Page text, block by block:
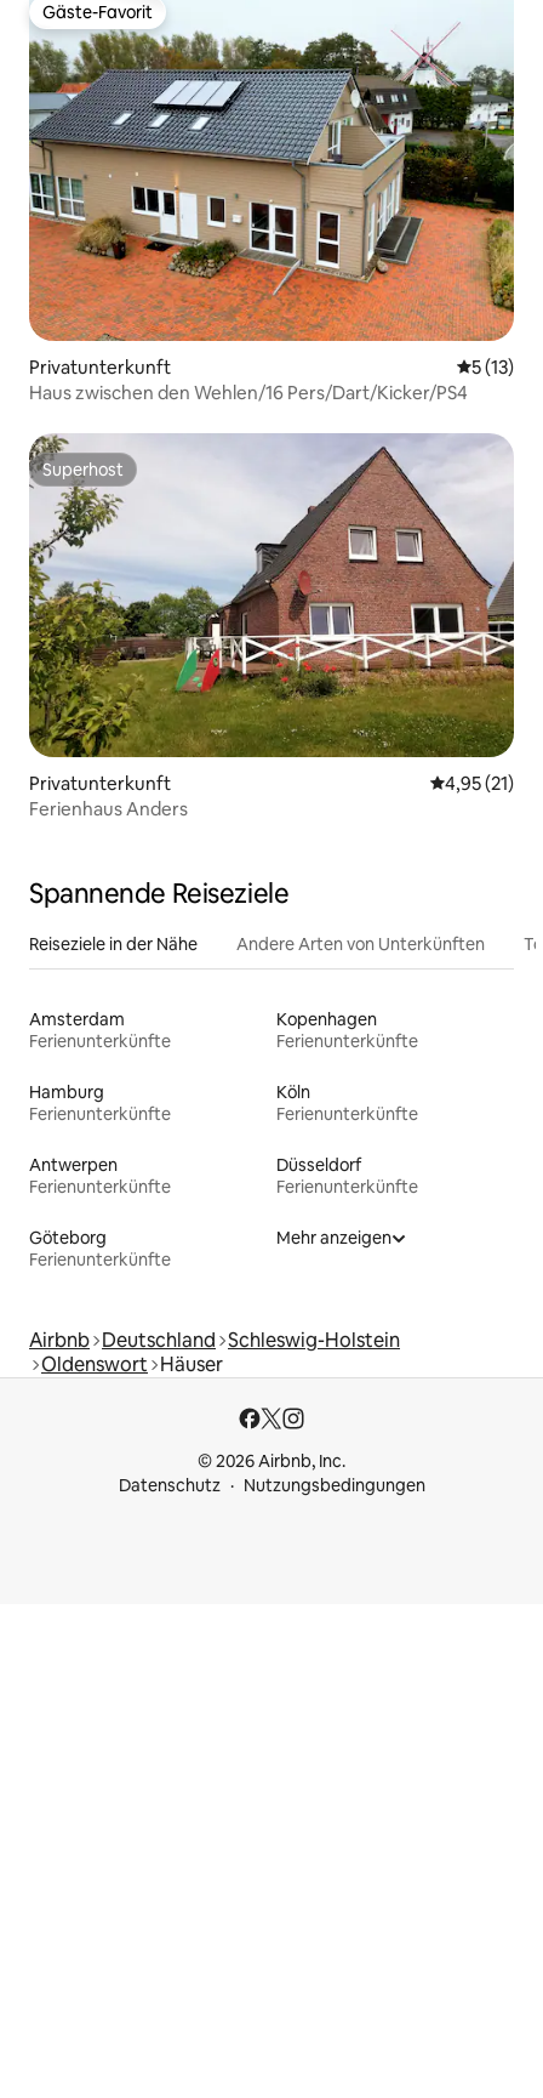
Gäste-Favorit
Gäste-Favorit
Privatunterkunft
5 (13)
Haus zwischen den Wehlen/16 Pers/Dart/Kicker/PS4
Superhost
Superhost
Privatunterkunft
4,95 (21)
Ferienhaus Anders
Spannende Reiseziele
Reiseziele in der Nähe Andere Arten von Unterkünften
Amsterdam
Ferienunterkünfte
Kopenhagen
Ferienunterkünfte
Hamburg
Ferienunterkünfte
Köln
Ferienunterkünfte
Antwerpen
Ferienunterkünfte
Düsseldorf
Ferienunterkünfte
Göteborg
Ferienunterkünfte
Mehr anzeigen
Airbnb Deutschland Schleswig-Holstein
Oldenswort Häuser
© 2026 Airbnb, Inc.
Datenschutz
Nutzungsbedingungen